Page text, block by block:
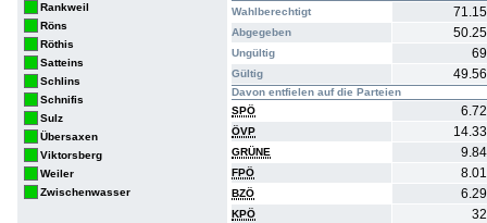
Rankweil
Röns
Röthis
Satteins
Schlins
Schnifis
Sulz
Übersaxen
Viktorsberg
Weiler
Zwischenwasser
Wahlberechtigt
Abgegeben
Ungültig
Gültig
Davon entfielen auf die Parteien
SPÖ
ÖVP
GRÜNE
FPÖ
BZÖ
KPÖ